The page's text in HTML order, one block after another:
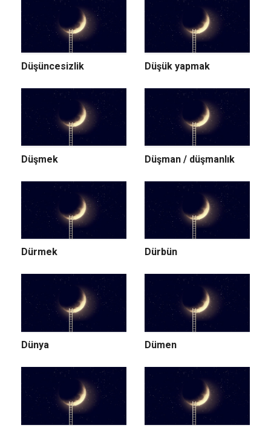
Düşüncesizlik Düşük yapmak
Düşmek Düşman / düşmanlık
Dürmek Dürbün
Dünya Dümen